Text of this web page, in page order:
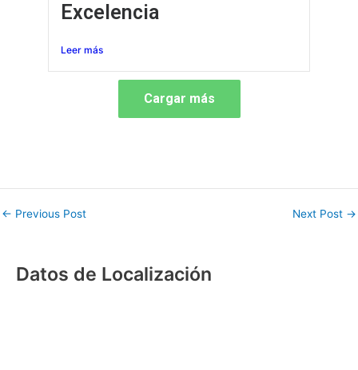
Excelencia
Leer más
Cargar más
← Previous Post Next Post →
Datos de Localización